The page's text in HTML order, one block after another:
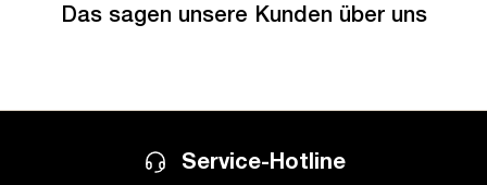
Das sagen unsere Kunden über uns
Service-Hotline